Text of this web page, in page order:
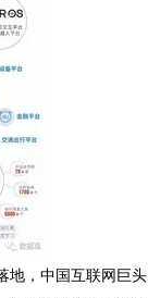
地，中国互联网巨头